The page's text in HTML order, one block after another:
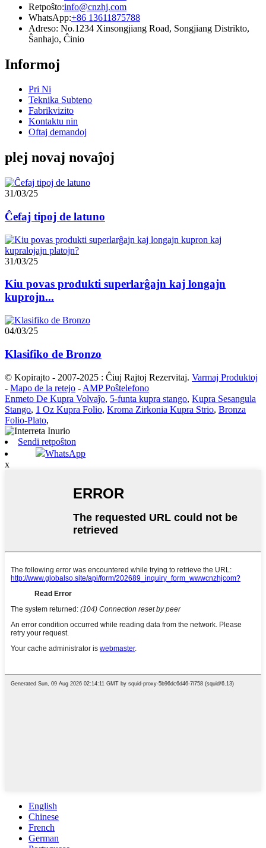
Retpoŝto:info@cnzhj.com
WhatsApp:+86 13611875788
Adreso: No.1234 Xinsongjiang Road, Songjiang Distrikto,
Ŝanhajo, Ĉinio
Informoj
Pri Ni
Teknika Subteno
Fabrikvizito
Kontaktu nin
Oftaj demandoj
plej novaj novaĵoj
31/03/25
Ĉefaj tipoj de latuno
31/03/25
Kiu povas produkti superlarĝajn kaj longajn
kuprojn...
04/03/25
Klasifiko de Bronzo
© Kopirajto - 2007-2025 : Ĉiuj Rajtoj Rezervitaj. Varmaj Produktoj
- Mapo de la retejo - AMP Poŝtelefono
Enmeto De Kupra Volvaĵo, 5-funta kupra stango, Kupra Sesangula
Stango, 1 Oz Kupra Folio, Kroma Zirkonia Kupra Strio, Bronza
Folio-Plato,
Sendi retpoŝton
WhatsApp
x
English
Chinese
French
German